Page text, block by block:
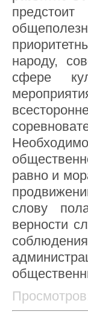
народу,
сфере
равно и
слову
верности